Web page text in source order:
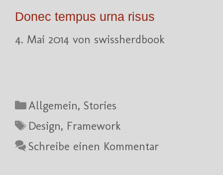
Donec tempus urna risus
4. Mai 2014 von swissherdbook
Kategorien
Allgemein, Stories
Schlagwörter
Design, Framework
Schreibe einen Kommentar